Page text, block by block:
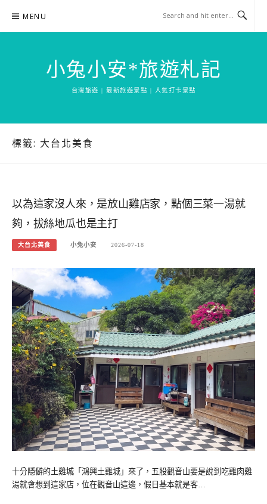
content
MENU
小兔小安*旅遊札記
台灣旅遊 | 最新旅遊景點 | 人氣打卡景點
標籤: 大台北美食
以為這家沒人來，是放山雞店家，點個三菜一湯就
夠，拔絲地瓜也是主打
大台北美食 小兔小安 2026-07-18
十分隱僻的土雞城「鴻興土雞城」來了，五股觀音山要是說到吃雞肉雞
湯就會想到這家店，位在觀音山這邊，假日基本就是客…